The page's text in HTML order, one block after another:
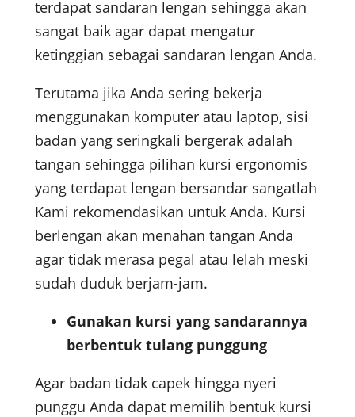
terdapat sandaran lengan sehingga akan
sangat baik agar dapat mengatur
ketinggian sebagai sandaran lengan Anda.
Terutama jika Anda sering bekerja
menggunakan komputer atau laptop, sisi
badan yang seringkali bergerak adalah
tangan sehingga pilihan kursi ergonomis
yang terdapat lengan bersandar sangatlah
Kami rekomendasikan untuk Anda. Kursi
berlengan akan menahan tangan Anda
agar tidak merasa pegal atau lelah meski
sudah duduk berjam-jam.
Gunakan kursi yang sandarannya
berbentuk tulang punggung
Agar badan tidak capek hingga nyeri
punggu Anda dapat memilih bentuk kursi